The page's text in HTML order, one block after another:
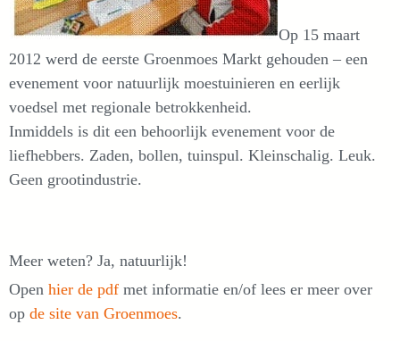
Op 15 maart
2012 werd de eerste Groenmoes Markt gehouden – een
evenement voor natuurlijk moestuinieren en eerlijk
voedsel met regionale betrokkenheid.
Inmiddels is dit een behoorlijk evenement voor de
liefhebbers. Zaden, bollen, tuinspul. Kleinschalig. Leuk.
Geen grootindustrie.
Meer weten? Ja, natuurlijk!
Open hier de pdf met informatie en/of lees er meer over
op de site van Groenmoes.